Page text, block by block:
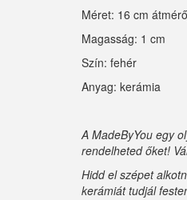
Méret: 16 cm
Magasság: 1 cm
Szín: fehér
Anyag: kerámia
A MadeByYou egy
rendelheted őket!
Hidd el szépet
kerámiát tudjál